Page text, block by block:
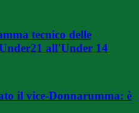
tecnico delle
all'Under 14
il vice-Donnarumma: è